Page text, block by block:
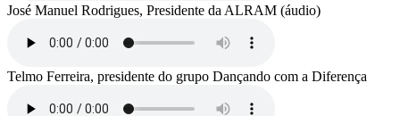
José Manuel Rodrigues, Presidente da ALRAM (áudio)
Telmo Ferreira, presidente do grupo Dançando com a Diferença